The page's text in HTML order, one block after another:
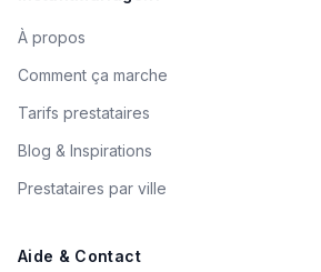
À propos
Comment ça marche
Tarifs prestataires
Blog & Inspirations
Prestataires par ville
Aide & Contact